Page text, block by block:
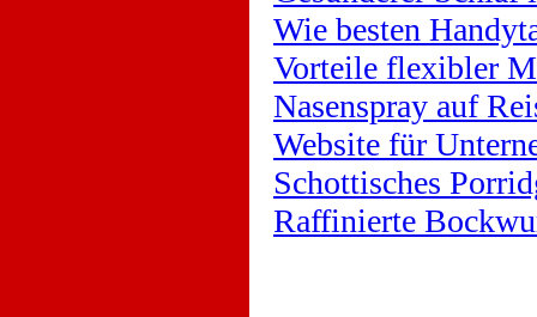
Wie besten
Vorteile flexibler
Nasenspray auf
Website für
Schottisches
Raffinierte